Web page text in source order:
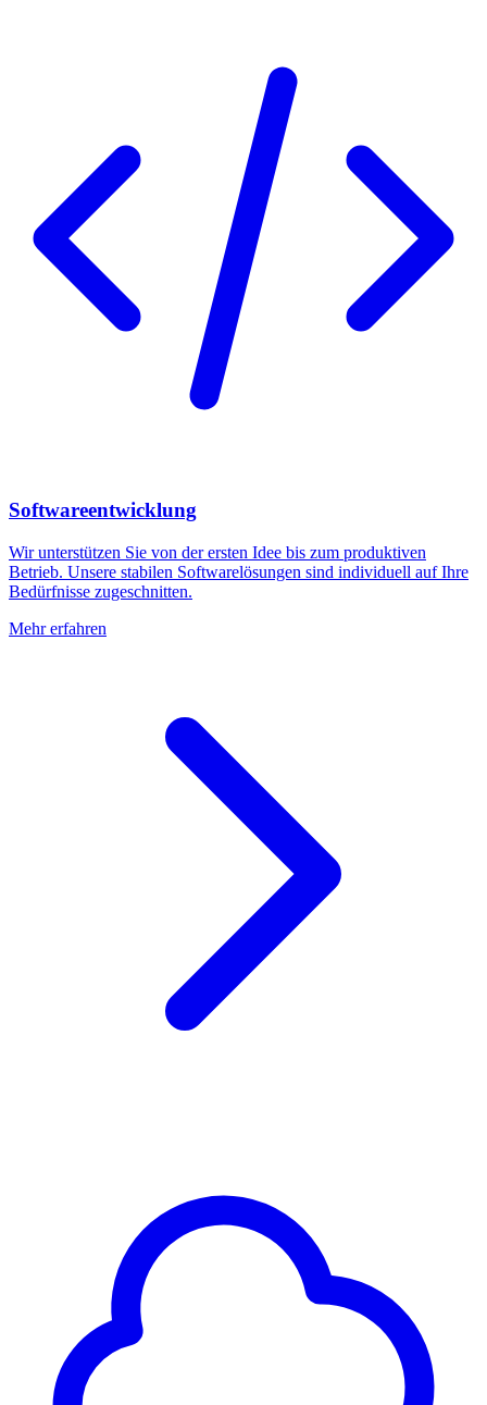
Softwareentwicklung
Wir unterstützen Sie von der ersten Idee bis zum produktiven
Betrieb. Unsere stabilen Softwarelösungen sind individuell auf Ihre
Bedürfnisse zugeschnitten.
Mehr erfahren